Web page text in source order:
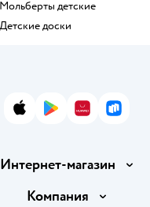
Мольберты детские
Детские доски
App StoreGoogle Play
AppGallery
RuStore
Интернет-магазин
Доставка и оплата
Компания